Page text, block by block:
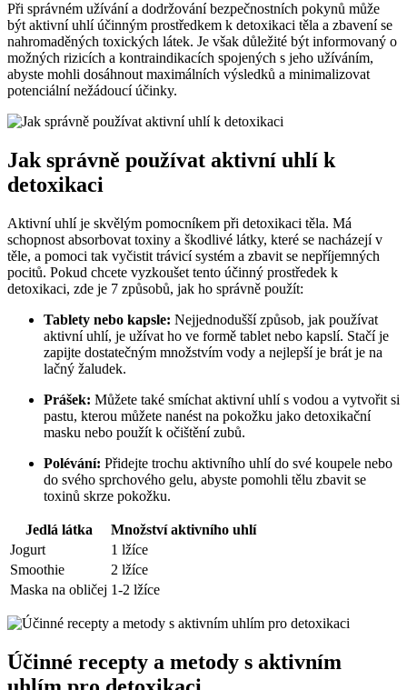
Při správném užívání a dodržování bezpečnostních pokynů může
být aktivní uhlí účinným prostředkem k detoxikaci těla a zbavení se
nahromaděných toxických látek. Je však důležité být informovaný o
možných rizicích a kontraindikacích spojených s jeho užíváním,
abyste mohli dosáhnout maximálních výsledků a minimalizovat
potenciální nežádoucí účinky.
Jak správně používat aktivní uhlí k
detoxikaci
Aktivní uhlí je skvělým pomocníkem při detoxikaci těla. Má
schopnost absorbovat toxiny a škodlivé látky, které se nacházejí v
těle, a pomoci tak vyčistit trávicí systém a zbavit se nepříjemných
pocitů. Pokud chcete vyzkoušet tento účinný prostředek k
detoxikaci, zde je 7 způsobů, jak ho správně použít:
Tablety nebo kapsle: Nejjednodušší způsob, jak používat
aktivní uhlí, je užívat ho ve formě tablet nebo kapslí. Stačí je
zapijte dostatečným množstvím vody a nejlepší je brát je na
lačný žaludek.
Prášek: Můžete také smíchat aktivní uhlí s vodou a vytvořit si
pastu, kterou můžete nanést na pokožku jako detoxikační
masku nebo použít k očištění zubů.
Polévání: Přidejte trochu aktivního uhlí do své koupele nebo
do svého sprchového gelu, abyste pomohli tělu zbavit se
toxinů skrze pokožku.
Jedlá látka
Množství aktivního uhlí
Jogurt
1 lžíce
Smoothie
2 lžíce
Maska na obličej 1-2 lžíce
Účinné recepty a metody s aktivním